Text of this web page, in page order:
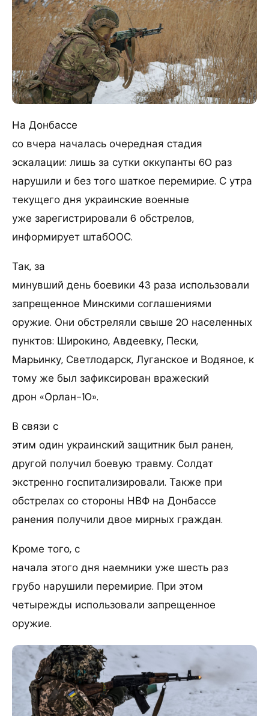
На Донбассе
со вчера началась очередная стадия
эскалации: лишь за сутки оккупанты 60 раз
нарушили и без того шаткое перемирие. С утра
текущего дня украинские военные
уже зарегистрировали 6 обстрелов,
информирует штабООС.
Так, за
минувший день боевики 43 раза использовали
запрещенное Минскими соглашениями
оружие. Они обстреляли свыше 20 населенных
пунктов: Широкино, Авдеевку, Пески,
Марьинку, Светлодарск, Луганское и Водяное, к
тому же был зафиксирован вражеский
дрон «Орлан-10».
В связи с
этим один украинский защитник был ранен,
другой получил боевую травму. Солдат
экстренно госпитализировали. Также при
обстрелах со стороны НВФ на Донбассе
ранения получили двое мирных граждан.
Кроме того, с
начала этого дня наемники уже шесть раз
грубо нарушили перемирие. При этом
четырежды использовали запрещенное
оружие.